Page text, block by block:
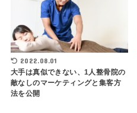
2022.08.01
大手は真似できない、1人整骨院の
敵なしのマーケティングと集客方
法を公開